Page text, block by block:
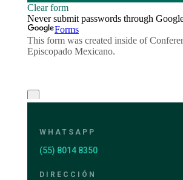
WHATSAPP
(55) 8014 8350
DIRECCIÓN